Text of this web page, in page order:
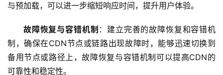
与预加载，可以进一步缩短响应时间，提升用户体验。
故障恢复与容错机制 ：建立完善的故障恢复和容错机
制，确保在CDN节点或链路出现故障时，能够迅速切换到
备用节点或路径上，故障恢复与容错机制可以提高CDN的
可靠性和稳定性。